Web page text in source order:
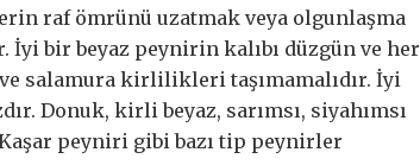
raf ömrünü uzatmak veya olgunlaşma
bir beyaz peynirin kalıbı düzgün ve her
salamura kirlilikleri taşımamalıdır. İyi
Donuk, kirli beyaz, sarımsı, siyahımsı
peyniri gibi bazı tip peynirler